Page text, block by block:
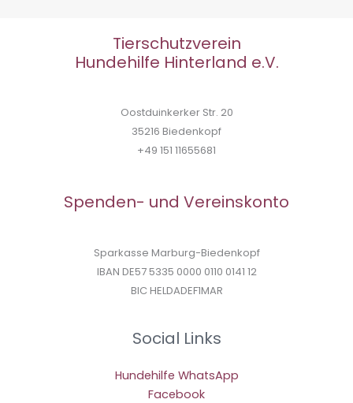
Tierschutzverein
Hundehilfe Hinterland e.V.
Oostduinkerker Str. 20
35216 Biedenkopf
+49 151 11655681
Spenden- und Vereinskonto
Sparkasse Marburg-Biedenkopf
IBAN DE57 5335 0000 0110 0141 12
BIC HELDADEF1MAR
Social Links
Hundehilfe WhatsApp
Facebook